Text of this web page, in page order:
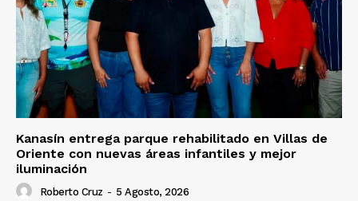
Kanasín entrega parque rehabilitado en Villas de
Oriente con nuevas áreas infantiles y mejor
iluminación
Roberto Cruz - 5 Agosto, 2026